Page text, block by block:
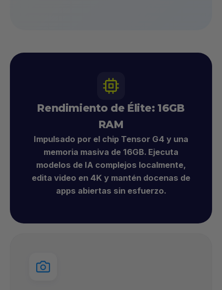
Rendimiento de Élite: 16GB
RAM
Impulsado por el chip Tensor G4 y una
memoria masiva de 16GB. Ejecuta
modelos de IA complejos localmente,
edita video en 4K y mantén docenas de
apps abiertas sin esfuerzo.